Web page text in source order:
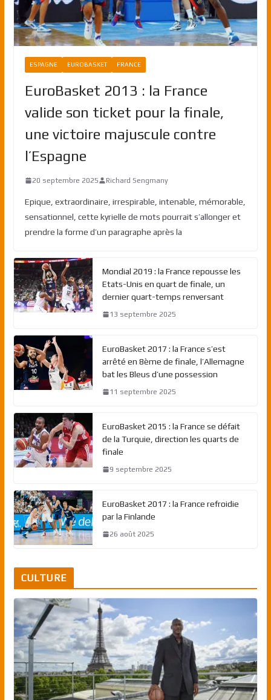
ESPAGNE EUROBASKET FRANCE
EuroBasket 2013 : la France
valide son ticket pour la finale,
une victoire majuscule contre
l’Espagne
20 septembre 2025 Richard Sengmany
Epique, extraordinaire, irrespirable, intenable, mémorable,
sensationnel, cette kyrielle de mots pourrait s’allonger et
prendre la forme d’un paragraphe après la
Mondial 2019 : la France repousse les
Etats-Unis en quart de finale, un
dernier quart-temps renversant
13 septembre 2025
EuroBasket 2017 : la France s’est
arrêté en 8ème de finale, l’Allemagne
bat les Bleus d’une possession
11 septembre 2025
EuroBasket 2015 : la France se défait
de la Turquie, direction les quarts de
finale
9 septembre 2025
EuroBasket 2017 : la France refroidie
par la Finlande
26 août 2025
CULTURE